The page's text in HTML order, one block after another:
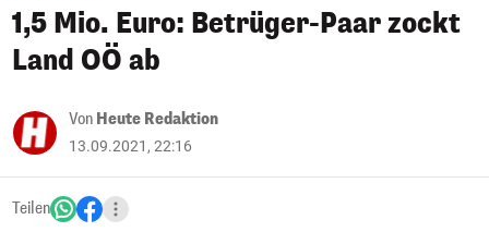
1,5 Mio. Euro: Betrüger-Paar zockt
Land OÖ ab
Von Heute Redaktion
13.09.2021, 22:16
Teilen